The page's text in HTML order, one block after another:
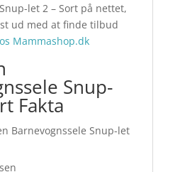
let 2 – Sort på nettet,
ud med at finde tilbud
Mammashop.dk
Snup-
Fakta
Barnevognssele Snup-let